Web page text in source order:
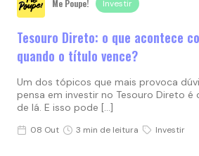
Me Poupe! Investir
Tesouro Direto: o que acontece
quando o título vence?
Um dos tópicos que mais provoca
pensa em investir no Tesouro Direto
de lá. E isso pode […]
08 Out 3 min de leitura Investir